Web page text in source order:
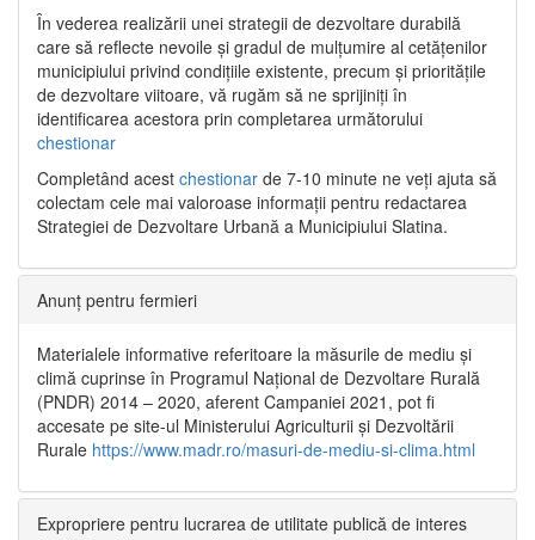
În vederea realizării unei strategii de dezvoltare durabilă
care să reflecte nevoile și gradul de mulțumire al cetățenilor
municipiului privind condițiile existente, precum și prioritățile
de dezvoltare viitoare, vă rugăm să ne sprijiniți în
identificarea acestora prin completarea următorului
chestionar
Completând acest chestionar de 7-10 minute ne veți ajuta să
colectam cele mai valoroase informații pentru redactarea
Strategiei de Dezvoltare Urbană a Municipiului Slatina.
Anunț pentru fermieri
Materialele informative referitoare la măsurile de mediu și
climă cuprinse în Programul Național de Dezvoltare Rurală
(PNDR) 2014 – 2020, aferent Campaniei 2021, pot fi
accesate pe site-ul Ministerului Agriculturii și Dezvoltării
Rurale https://www.madr.ro/masuri-de-mediu-si-clima.html
Expropriere pentru lucrarea de utilitate publică de interes